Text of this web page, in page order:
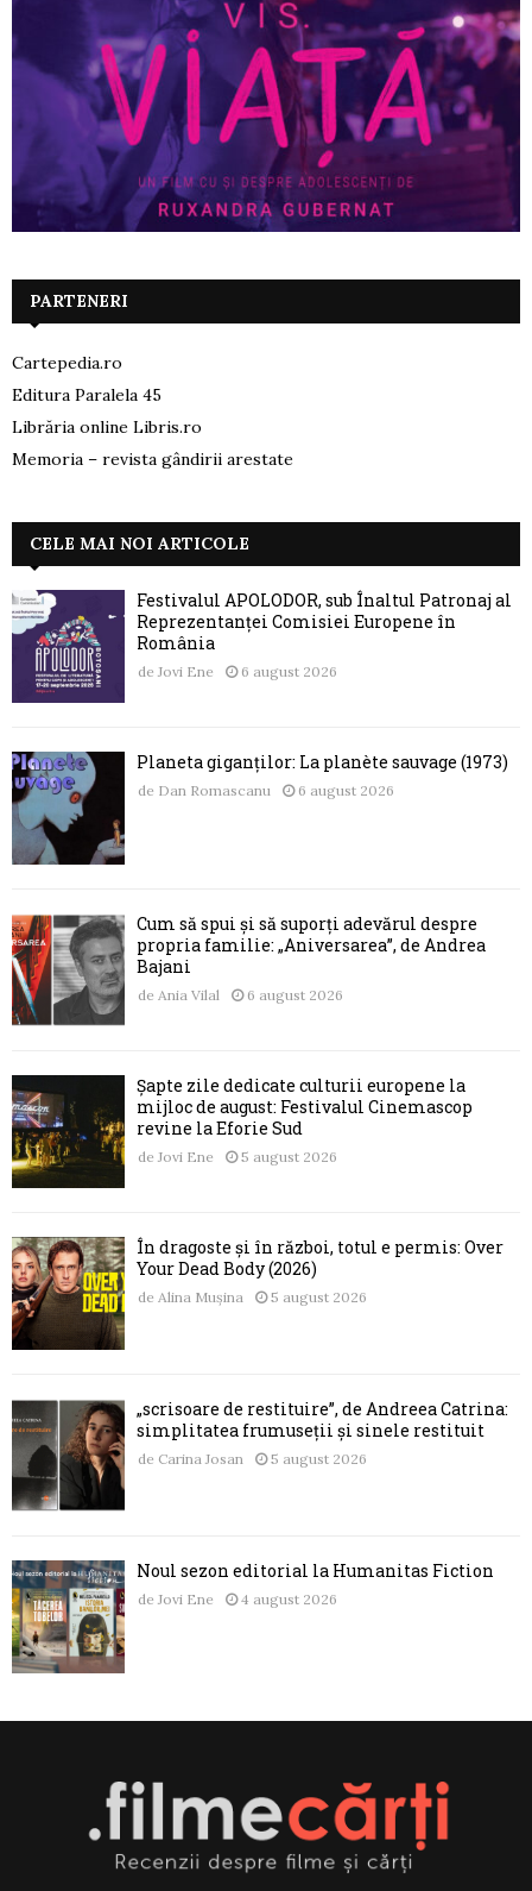
PARTENERI
Cartepedia.ro
Editura Paralela 45
Librăria online Libris.ro
Memoria – revista gândirii arestate
CELE MAI NOI ARTICOLE
Festivalul APOLODOR, sub Înaltul Patronaj al
Reprezentanței Comisiei Europene în
România
de Jovi Ene 6 august 2026
Planeta giganților: La planète sauvage (1973)
de Dan Romascanu 6 august 2026
Cum să spui și să suporți adevărul despre
propria familie: „Aniversarea”, de Andrea
Bajani
de Ania Vilal 6 august 2026
Șapte zile dedicate culturii europene la
mijloc de august: Festivalul Cinemascop
revine la Eforie Sud
de Jovi Ene 5 august 2026
În dragoste și în război, totul e permis: Over
Your Dead Body (2026)
de Alina Mușina 5 august 2026
„scrisoare de restituire”, de Andreea Catrina:
simplitatea frumuseții și sinele restituit
de Carina Josan 5 august 2026
Noul sezon editorial la Humanitas Fiction
de Jovi Ene 4 august 2026